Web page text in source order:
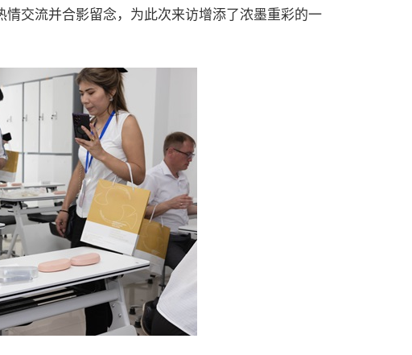
交流并合影留念，为此次来访增添了浓墨重彩的一